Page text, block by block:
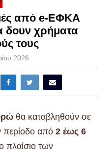
από e-ΕΦΚΑ
δουν χρήματα
τους
2026
θα καταβληθούν σε
περίοδο από 2 έως 6
πλαίσιο των